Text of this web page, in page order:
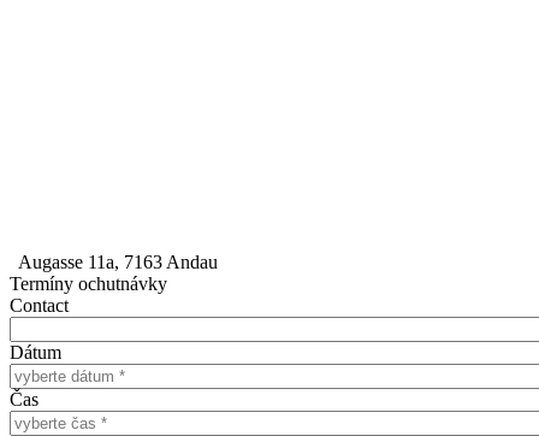
Augasse 11a, 7163 Andau
Termíny ochutnávky
Contact
Dátum
Čas